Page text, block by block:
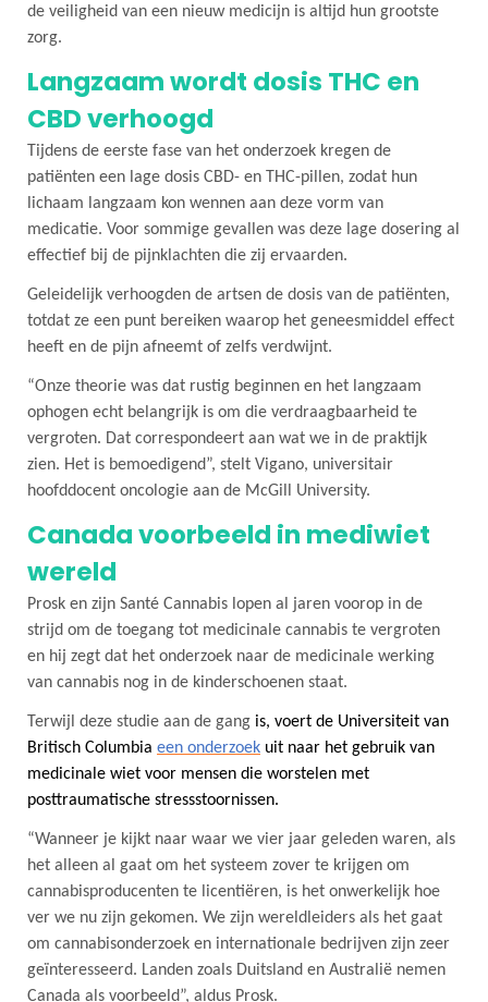
de veiligheid van een nieuw medicijn is altijd hun grootste
zorg.
Langzaam wordt dosis THC en
CBD verhoogd
Tijdens de eerste fase van het onderzoek kregen de
patiënten een lage dosis CBD- en THC-pillen, zodat hun
lichaam langzaam kon wennen aan deze vorm van
medicatie. Voor sommige gevallen was deze lage dosering al
effectief bij de pijnklachten die zij ervaarden.
Geleidelijk verhoogden de artsen de dosis van de patiënten,
totdat ze een punt bereiken waarop het geneesmiddel effect
heeft en de pijn afneemt of zelfs verdwijnt.
“Onze theorie was dat rustig beginnen en het langzaam
ophogen echt belangrijk is om die verdraagbaarheid te
vergroten. Dat correspondeert aan wat we in de praktijk
zien. Het is bemoedigend”, stelt Vigano, universitair
hoofddocent oncologie aan de McGill University.
Canada voorbeeld in mediwiet
wereld
Prosk en zijn Santé Cannabis lopen al jaren voorop in de
strijd om de toegang tot medicinale cannabis te vergroten
en hij zegt dat het onderzoek naar de medicinale werking
van cannabis nog in de kinderschoenen staat.
Terwijl deze studie aan de gang is, voert de Universiteit van
Britisch Columbia een onderzoek uit naar het gebruik van
medicinale wiet voor mensen die worstelen met
posttraumatische stressstoornissen.
“Wanneer je kijkt naar waar we vier jaar geleden waren, als
het alleen al gaat om het systeem zover te krijgen om
cannabisproducenten te licentiëren, is het onwerkelijk hoe
ver we nu zijn gekomen. We zijn wereldleiders als het gaat
om cannabisonderzoek en internationale bedrijven zijn zeer
geïnteresseerd. Landen zoals Duitsland en Australië nemen
Canada als voorbeeld”, aldus Prosk.